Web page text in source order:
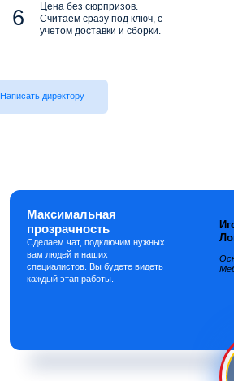
Цена без сюрпризов.
Считаем сразу под ключ, с
учетом доставки и сборки.
Написать директору
Максимальная
прозрачность
Сделаем чат, подключим нужных
вам людей и наших
специалистов. Вы будете видеть
каждый этап работы.